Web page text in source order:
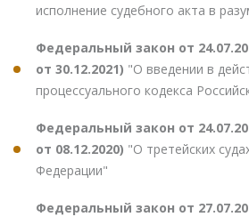
исполнение судебного акта в
Федеральный закон от
от 30.12.2021) "О введении в
процессуального кодекса
Федеральный закон от
от 08.12.2020) "О третейских
Федерации"
Федеральный закон от